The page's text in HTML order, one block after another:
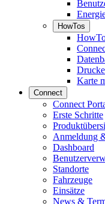
HowTos
Karte
Connect
Connect
Erste Schritte
Anmeldung
Dashboard
Standorte
Fahrzeuge
Einsätze
News &